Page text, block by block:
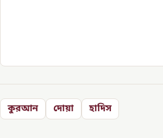
কুরআন দোয়া হাদিস